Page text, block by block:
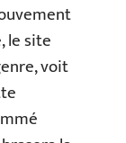
le site
voit